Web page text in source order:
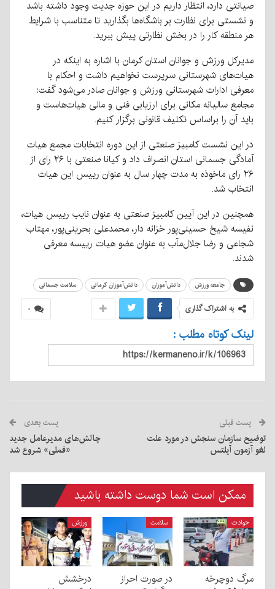
صیانتی دارد، انتظار داریم در این حوزه جدیت وجود داشته باشد
و نشستی برای نظارت بر باشگاه‌ها بگذارید تا متناسب با شرایط
هر منطقه کار را در بخش نظارتی پیش ببرید.
مدیرکل ورزش و جوانان استان کرمان با اشاره به اینکه در
هیات‌های شهرستانی سرپرست نخواهیم داشت و احکام با
معرفی ادارات شهرستانی ورزش و جوانان صادر می‌شود گفت:
مجامع سالیانه مکانی برای ارزیابی فنی و مالی هیات‌هاست و
باید آن را براساس تکلیف قانونی برگزار کنیم.
در این نشست کامبیز صنعتی از این دوره انتخابات مجمع هیات
آمادگی جسمانی استان انصراف داد و کیانا صنعتی با ۲۶ رای از
۲۶ رای ماخوذه به مدت چهار سال به عنوان رییس این هیات
انتخاب شد.
همچنین در این آیین کامبیز صنعتی به عنوان نایب رییس هیات،
نفیسه شیخ حسینی‌پور خزانه دار، محمدعلی بحرینی‌پور، مهتاب
شجاعی و رضا جلال‌مآب به عنوان عضو هیات رییسه معرفی
شدند.
جامعه ورزش دانش‌آموزان دانش‌آموزان کرمانی سلامت جسمانی
۰ به اشتراک گذاری
لینک کوتاه مطلب :
پست قبلی
توضیح سازمان سنجش در مورد علت
لغو آزمون آیلتس
پست بعدی
چالش‌های مدیرعامل جدید
«فملی» شروع شد
ممکن است شما دوست داشته باشید
حوادث
مرگ دوچرخه
سلامت
در صورت احراز
ورزش
درخشش